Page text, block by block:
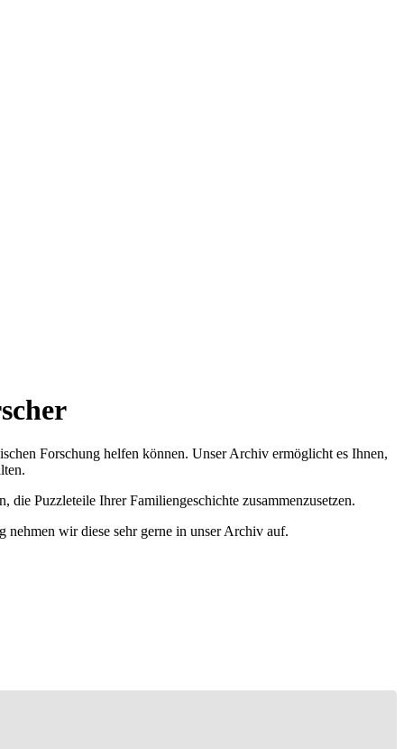
Forschung helfen können. Unser Archiv ermöglicht es Ihnen,
Puzzleteile Ihrer Familiengeschichte zusammenzusetzen.
nehmen wir diese sehr gerne in unser Archiv auf.